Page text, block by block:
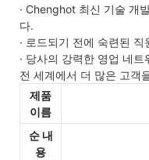
· Chenghot 최신 기술 개
다.
· 로드되기 전에 숙련된
· 당사의 강력한 영업 네
전 세계에서 더 많은 고객
제품
이름
순 내
용